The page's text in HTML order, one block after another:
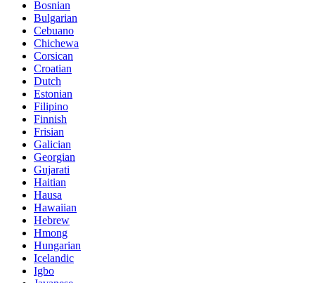
Bosnian
Bulgarian
Cebuano
Chichewa
Corsican
Croatian
Dutch
Estonian
Filipino
Finnish
Frisian
Galician
Georgian
Gujarati
Haitian
Hausa
Hawaiian
Hebrew
Hmong
Hungarian
Icelandic
Igbo